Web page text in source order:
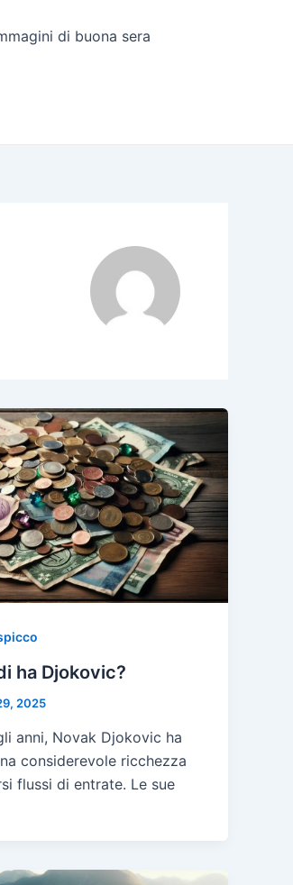
di buona sera
ha Djokovic?
2025
anni, Novak Djokovic ha
considerevole ricchezza
flussi di entrate. Le sue